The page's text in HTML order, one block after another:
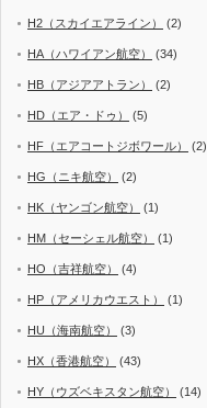
H2（スカイエアライン） (2)
HA（ハワイアン航空） (34)
HB（アジアアトラン） (2)
HD（エア・ドゥ） (5)
HF（エアコートジボワール） (2)
HG（ニキ航空） (2)
HK（ヤンゴン航空） (1)
HM（セーシェル航空） (1)
HO（吉祥航空） (4)
HP（アメリカウエスト） (1)
HU（海南航空） (3)
HX（香港航空） (43)
HY（ウズベキスタン航空） (14)